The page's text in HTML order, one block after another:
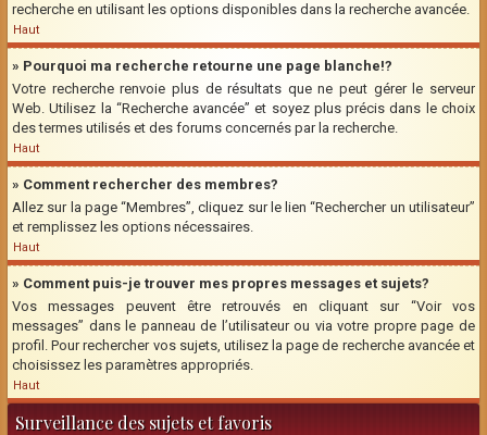
recherche en utilisant les options disponibles dans la recherche avancée.
Haut
» Pourquoi ma recherche retourne une page blanche!?
Votre recherche renvoie plus de résultats que ne peut gérer le serveur
Web. Utilisez la “Recherche avancée” et soyez plus précis dans le choix
des termes utilisés et des forums concernés par la recherche.
Haut
» Comment rechercher des membres?
Allez sur la page “Membres”, cliquez sur le lien “Rechercher un utilisateur”
et remplissez les options nécessaires.
Haut
» Comment puis-je trouver mes propres messages et sujets?
Vos messages peuvent être retrouvés en cliquant sur “Voir vos
messages” dans le panneau de l’utilisateur ou via votre propre page de
profil. Pour rechercher vos sujets, utilisez la page de recherche avancée et
choisissez les paramètres appropriés.
Haut
Surveillance des sujets et favoris